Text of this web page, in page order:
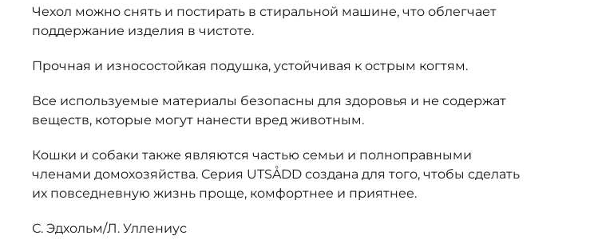
Чехол можно снять и постирать в стиральной машине, что облегчает
поддержание изделия в чистоте.
Прочная и износостойкая подушка, устойчивая к острым когтям.
Все используемые материалы безопасны для здоровья и не содержат
веществ, которые могут нанести вред животным.
Кошки и собаки также являются частью семьи и полноправными
членами домохозяйства. Серия UTSÅDD создана для того, чтобы сделать
их повседневную жизнь проще, комфортнее и приятнее.
С. Эдхольм/Л. Уллениус